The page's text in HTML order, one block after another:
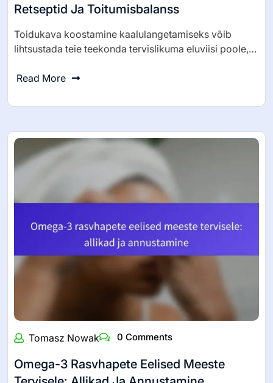
Retseptid Ja Toitumisbalanss
Toidukava koostamine kaalulangetamiseks võib
lihtsustada teie teekonda tervislikuma eluviisi poole,…
Read More
Tomasz Nowak 0 Comments
Omega-3 Rasvhapete Eelised Meeste